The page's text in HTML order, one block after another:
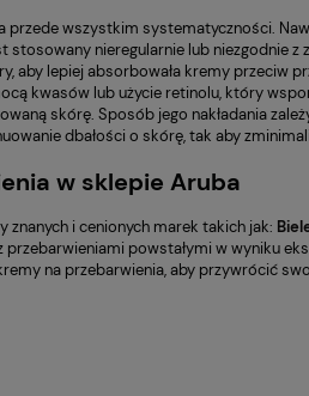
przede wszystkim systematyczności.
stosowany nieregularnie lub niezgodnie
aby lepiej absorbowała kremy przeciw
kwasów lub użycie retinolu, który
skórę. Sposób jego nakładania
dbałości o skórę, tak aby
w sklepie Aruba
i cenionych marek takich jak:
powstałymi w wyniku
na przebarwienia, aby przywrócić